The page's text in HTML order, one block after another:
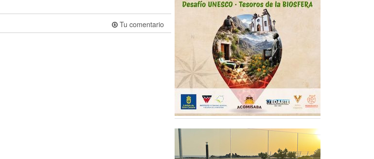
Tu comentario